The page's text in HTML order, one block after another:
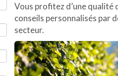
Vous profitez d’une qualité
conseils personnalisés par
secteur.